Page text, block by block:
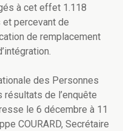
à cet effet 1.118
percevant de
de remplacement
des Personnes
de l’enquête
le 6 décembre à 11
COURARD, Secrétaire